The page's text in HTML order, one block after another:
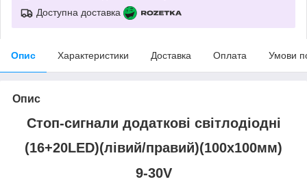
Доступна доставка
Опис Характеристики Доставка Оплата Умови
Опис
Стоп-сигнали додаткові світлодіодні
(16+20LED)(лівий/правий)(100х100мм)
9-30V